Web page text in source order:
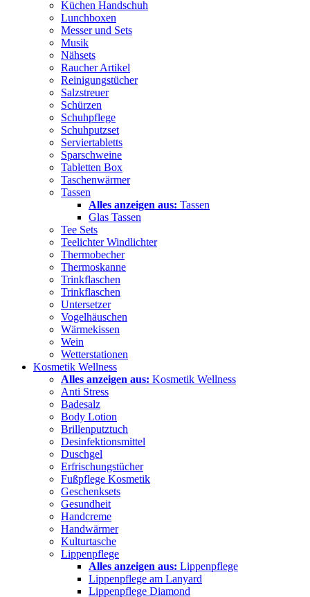
Küchen Handschuh
Lunchboxen
Messer und Sets
Musik
Nähsets
Raucher Artikel
Reinigungstücher
Salzstreuer
Schürzen
Schuhpflege
Schuhputzset
Serviertabletts
Sparschweine
Tabletten Box
Taschenwärmer
Tassen
Alles anzeigen aus: Tassen
Glas Tassen
Tee Sets
Teelichter Windlichter
Thermobecher
Thermoskanne
Trinkflaschen
Trinkflaschen
Untersetzer
Vogelhäuschen
Wärmekissen
Wein
Wetterstationen
Kosmetik Wellness
Alles anzeigen aus: Kosmetik Wellness
Anti Stress
Badesalz
Body Lotion
Brillenputztuch
Desinfektionsmittel
Duschgel
Erfrischungstücher
Fußpflege Kosmetik
Geschenksets
Gesundheit
Handcreme
Handwärmer
Kulturtasche
Lippenpflege
Alles anzeigen aus: Lippenpflege
Lippenpflege am Lanyard
Lippenpflege Diamond